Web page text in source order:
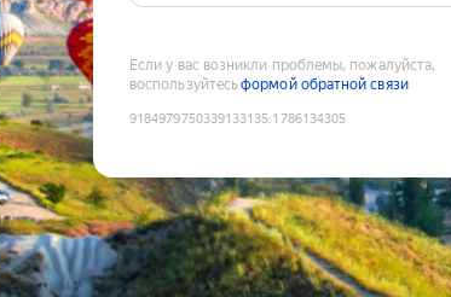
Если у вас возникли проблемы, пожалуйста,
воспользуйтесьформой обратной связи
9184979750339133135:1786134305